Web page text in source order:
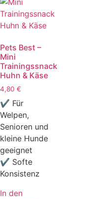
Pets Best –
Mini
Trainingssnack
Huhn & Käse
4,80 €
✔ Für
Welpen,
Senioren und
kleine Hunde
geeignet
✔ Softe
Konsistenz
In den